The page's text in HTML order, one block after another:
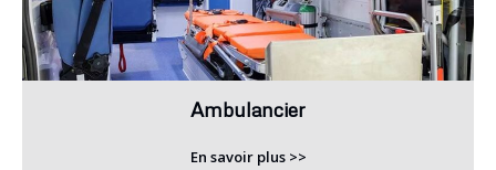
Ambulancier
En savoir plus >>